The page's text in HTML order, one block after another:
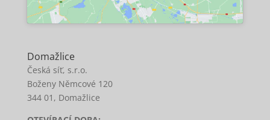
Domažlice
Česká síť, s.r.o.
Boženy Němcové 120
344 01, Domažlice